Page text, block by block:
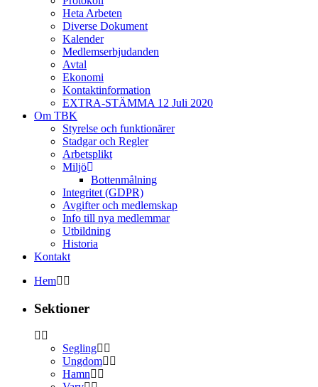
Heta Arbeten
Diverse Dokument
Kalender
Medlemserbjudanden
Avtal
Ekonomi
Kontaktinformation
EXTRA-STÄMMA 12 Juli 2020
Om TBK
Styrelse och funktionärer
Stadgar och Regler
Arbetsplikt
Miljö
Bottenmålning
Integritet (GDPR)
Avgifter och medlemskap
Info till nya medlemmar
Utbildning
Historia
Kontakt
Hem
Sektioner
Segling
Ungdom
Hamn